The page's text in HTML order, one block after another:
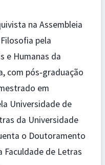
na Assembleia
pela
e Humanas da
com pós‐graduação
em
Universidade de
da Universidade
o Doutoramento
Faculdade de Letras